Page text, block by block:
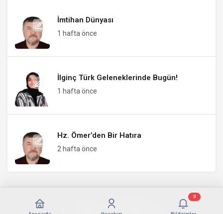
İmtihan Dünyası
1 hafta önce
İlginç Türk Geleneklerinde Bugün!
1 hafta önce
Hz. Ömer’den Bir Hatıra
2 hafta önce
0